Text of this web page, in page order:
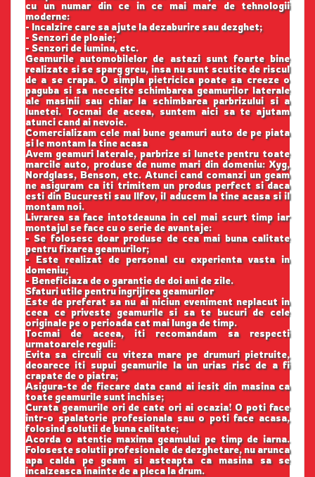
cu un numar din ce in ce mai mare de tehnologii
moderne:
- Incalzire care sa ajute la dezaburire sau dezghet;
- Senzori de ploaie;
- Senzori de lumina, etc.
Geamurile automobilelor de astazi sunt foarte bine
realizate si se sparg greu, insa nu sunt scutite de riscul
de a se crapa. O simpla pietricica poate sa creeze o
paguba si sa necesite schimbarea geamurilor laterale
ale masinii sau chiar la schimbarea parbrizului si a
lunetei. Tocmai de aceea, suntem aici sa te ajutam
atunci cand ai nevoie.
Comercializam cele mai bune geamuri auto de pe piata
si le montam la tine acasa
Avem geamuri laterale, parbrize si lunete pentru toate
marcile auto, produse de nume mari din domeniu: Xyg,
Nordglass, Benson, etc. Atunci cand comanzi un geam
ne asiguram ca iti trimitem un produs perfect si daca
esti din Bucuresti sau Ilfov, il aducem la tine acasa si il
montam noi.
Livrarea sa face intotdeauna in cel mai scurt timp iar
montajul se face cu o serie de avantaje:
- Se folosesc doar produse de cea mai buna calitate
pentru fixarea geamurilor;
- Este realizat de personal cu experienta vasta in
domeniu;
- Beneficiaza de o garantie de doi ani de zile.
Sfaturi utile pentru ingrijirea geamurilor
Este de preferat sa nu ai niciun eveniment neplacut in
ceea ce priveste geamurile si sa te bucuri de cele
originale pe o perioada cat mai lunga de timp.
Tocmai de aceea, iti recomandam sa respecti
urmatoarele reguli:
Evita sa circuli cu viteza mare pe drumuri pietruite,
deoarece iti supui geamurile la un urias risc de a fi
crapate de o piatra;
Asigura-te de fiecare data cand ai iesit din masina ca
toate geamurile sunt inchise;
Curata geamurile ori de cate ori ai ocazia! O poti face
intr-o spalatorie profesionala sau o poti face acasa,
folosind solutii de buna calitate;
Acorda o atentie maxima geamului pe timp de iarna.
Foloseste solutii profesionale de dezghetare, nu arunca
apa calda pe geam si asteapta ca masina sa se
incalzeasca inainte de a pleca la drum.